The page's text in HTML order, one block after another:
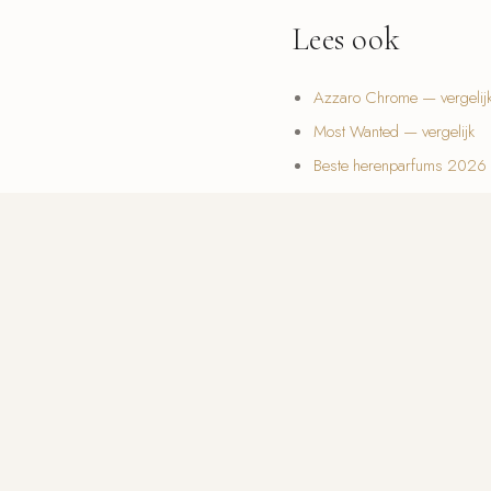
Lees ook
Azzaro Chrome —
Most Wanted — vergelijk
Beste herenparfums 2026